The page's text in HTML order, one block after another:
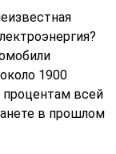
1900
процентам всей
в прошлом